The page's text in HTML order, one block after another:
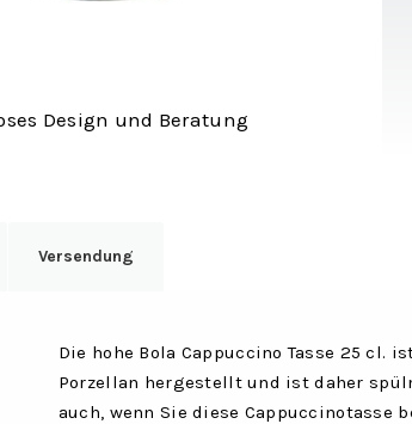
Design und Beratung
Versendung
Die hohe Bola Cappuccino Tasse 25 cl.
Porzellan hergestellt und ist daher
auch, wenn Sie diese Cappuccinotasse